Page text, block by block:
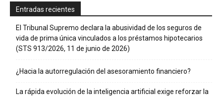
Entradas recientes
El Tribunal Supremo declara la abusividad de los seguros de
vida de prima única vinculados a los préstamos hipotecarios
(STS 913/2026, 11 de junio de 2026)
¿Hacia la autorregulación del asesoramiento financiero?
La rápida evolución de la inteligencia artificial exige reforzar la